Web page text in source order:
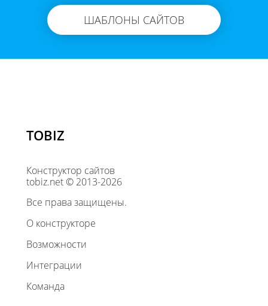
ШАБЛОНЫ САЙТОВ
TOBIZ
Конструктор сайтов
tobiz.net © 2013-2026
Все права защищены.
О конструкторе
Возможности
Интеграции
Команда